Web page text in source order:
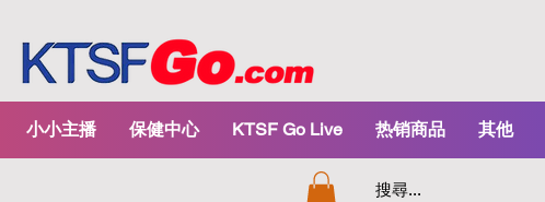
小小主播 保健中心 KTSF Go Live 热销商品 其他